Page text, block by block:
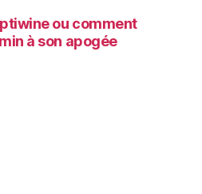
ou comment
à son apogée